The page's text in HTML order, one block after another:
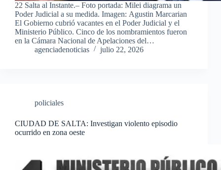
22 Salta al Instante.– Foto portada: Milei diagrama un
Poder Judicial a su medida. Imagen: Agustin Marcarian
El Gobierno cubrió vacantes en el Poder Judicial y el
Ministerio Público. Cinco de los nombramientos fueron
en la Cámara Nacional de Apelaciones del…
agenciadenoticias
julio 22, 2026
policiales
CIUDAD DE SALTA: Investigan violento episodio
ocurrido en zona oeste